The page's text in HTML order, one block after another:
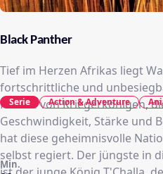
Black Panther
Tief im Herzen Afrikas liegt
fortschrittliche und
Familie von Kriegerkönigen,
Geschwindigkeit, Stärke und
hat diese geheimnisvolle
selbst regiert. Der jüngste in
Min.
Serie Action & Adventure